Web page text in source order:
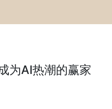
为AI热潮的赢家